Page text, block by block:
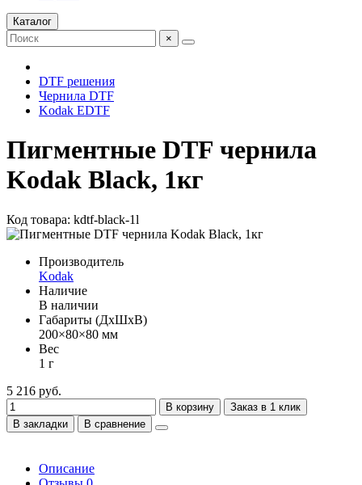
Каталог
×
DTF решения
Чернила DTF
Kodak EDTF
Пигментные DTF чернила
Kodak Black, 1кг
Код товара: kdtf-black-1l
Производитель
Kodak
Наличие
В наличии
Габариты (ДхШхВ)
200×80×80 мм
Вес
1 г
5 216 руб.
В корзину
Заказ в 1 клик
В закладки
В сравнение
Описание